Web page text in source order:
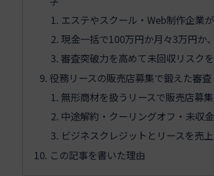
エステやスクール・Web制作企業
現金一括で100万円か月々3万円か
審査突破力を高めて未回収リスク
役務リースの販売店募集で鍛えた審
無形商材を扱うリースで販売店募
中途解約・クーリングオフ・未収
ビジネスクレジットとリースを売
この記事を書いた理由